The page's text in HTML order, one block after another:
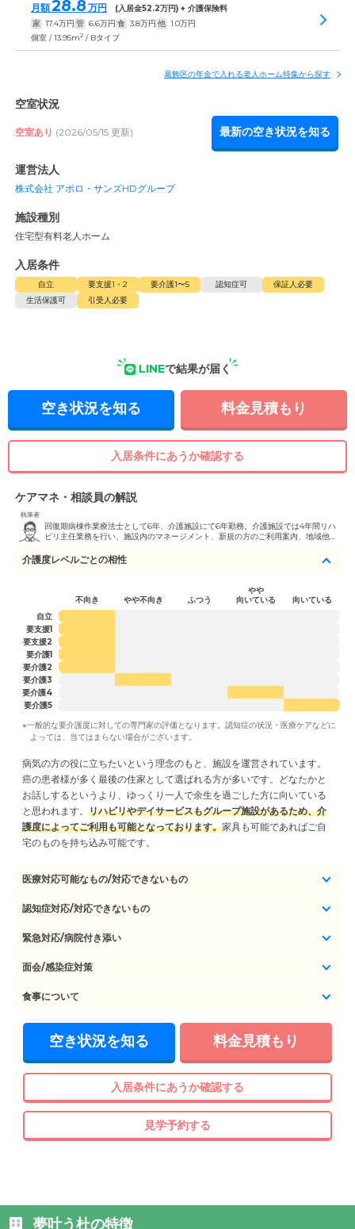
月額28.8 万円 (入居金52.2万円) + 介護保険料
家 17.4万円 管 6.6万円 食 3.8万円 他 1.0万円
個室 / 13.95m2 / Bタイプ
葛飾区の年金で入れる老人ホーム特集から探す
空室状況
空室あり (2026/05/15 更新) 最新の空き状況を知る
運営法人
株式会社 アポロ・サンズHDグループ
施設種別
住宅型有料老人ホーム
入居条件
自立 要支援1・2 要介護1〜5 認知症可
保証人必要
生活保護可
引受人必要
LINEで結果が届く
空き状況を知る 料金見積もり
入居条件にあうか確認する
ケアマネ・相談員の解説
執筆者
回復期病棟作業療法士として6年、介護施設にて6年勤務。介護施設では4年間リハ
ビリ主任業務を行い、施設内のマネージメント、新規の方のご利用案内、地域他事
等にも関与。
介護度レベルごとの相性
不向き やや不向き ふつう
やや
向いている
向いている
自立
要支援1
要支援2
要介護1
要介護2
要介護3
要介護4
要介護5
※一般的な要介護度に対しての専門家の評価となります。認知症の状況・医療ケアなどに
よっては、当てはまらない場合がございます。
病気の方の役に立ちたいという理念のもと、施設を運営されています。
癌の患者様が多く最後の住家として選ばれる方が多いです。どなたかと
お話しするというより、ゆっくり一人で余生を過ごした方に向いている
と思われます。 リハビリやデイサービスもグループ施設があるため、介
護度によってご利用も可能となっております。家具も可能であればご自
宅のものを持ち込み可能です。
医療対応可能なもの/対応できないもの
認知症対応/対応できないもの
緊急対応/病院付き添い
面会/感染症対策
食事について
空き状況を知る 料金見積もり
入居条件にあうか確認する
見学予約する
夢叶う杜の特徴